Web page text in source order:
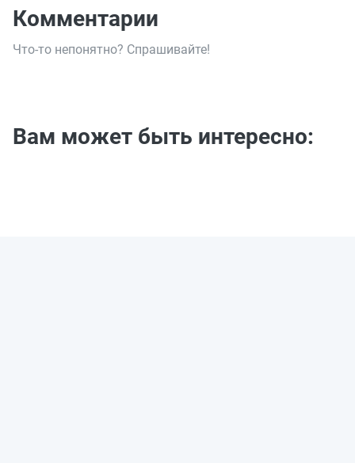
Комментарии
Что-то непонятно? Спрашивайте!
Вам может быть интересно: